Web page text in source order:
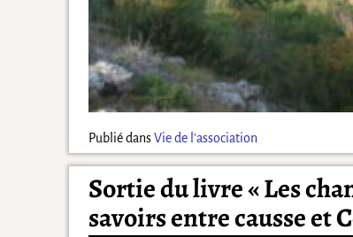
Publié dans Vie de l'association
Sortie du livre « Les
savoirs entre causse et